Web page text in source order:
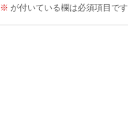
※ が付いている欄は必須項目です